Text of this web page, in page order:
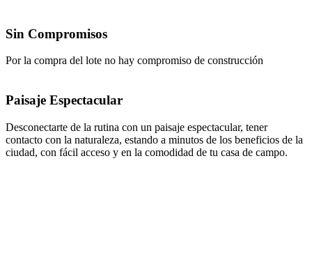
Sin Compromisos
Por la compra del lote no hay compromiso de construcción
Paisaje Espectacular
Desconectarte de la rutina con un paisaje espectacular, tener
contacto con la naturaleza, estando a minutos de los beneficios de la
ciudad, con fácil acceso y en la comodidad de tu casa de campo.